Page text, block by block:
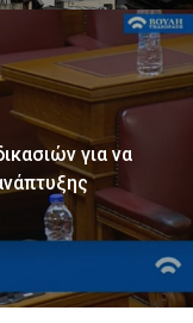
για να